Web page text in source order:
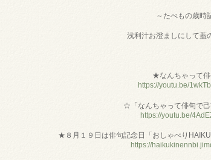
～たべもの歳時
浅利汁お澄ましにして蓋
★なんちゃって俳
https://youtu.be/
☆「なんちゃって俳句で
https://youtu.be/
★８月１９日は俳句記念日「おしゃべり
https://